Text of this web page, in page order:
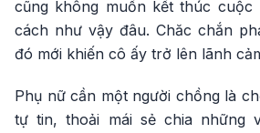
cũng không muốn kết thúc
cách như vậy đâu. Chăc chắn
đó mới khiến cô ấy trở lên lãnh
Phụ nữ cần một người chồng là
tự tin, thoải mái sẻ chia những